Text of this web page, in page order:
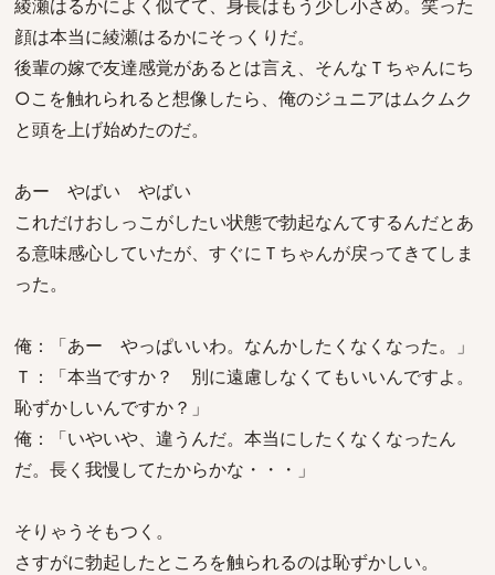
綾瀬はるかによく似てて、身長はもう少し小さめ。笑った
顔は本当に綾瀬はるかにそっくりだ。
後輩の嫁で友達感覚があるとは言え、そんなＴちゃんにち
○こを触れられると想像したら、俺のジュニアはムクムク
と頭を上げ始めたのだ。
あー やばい やばい
これだけおしっこがしたい状態で勃起なんてするんだとあ
る意味感心していたが、すぐにＴちゃんが戻ってきてしま
った。
俺：「あー やっぱいいわ。なんかしたくなくなった。」
Ｔ：「本当ですか？ 別に遠慮しなくてもいいんですよ。
恥ずかしいんですか？」
俺：「いやいや、違うんだ。本当にしたくなくなったん
だ。長く我慢してたからかな・・・」
そりゃうそもつく。
さすがに勃起したところを触られるのは恥ずかしい。